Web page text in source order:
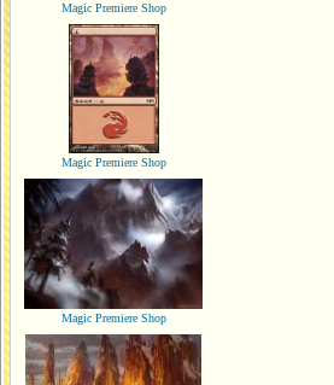
Magic Premiere Shop
Magic Premiere Shop
Magic Premiere Shop